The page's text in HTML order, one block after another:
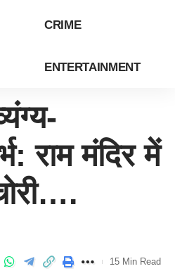
CRIME
ENTERTAINMENT
राम मंदिर में
15 Min Read